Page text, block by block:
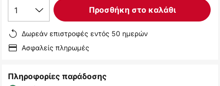
1 Προσθήκη στο καλάθι
Δωρεάν επιστροφές εντός 50 ημερών
Ασφαλείς πληρωμές
Πληροφορίες παράδοσης